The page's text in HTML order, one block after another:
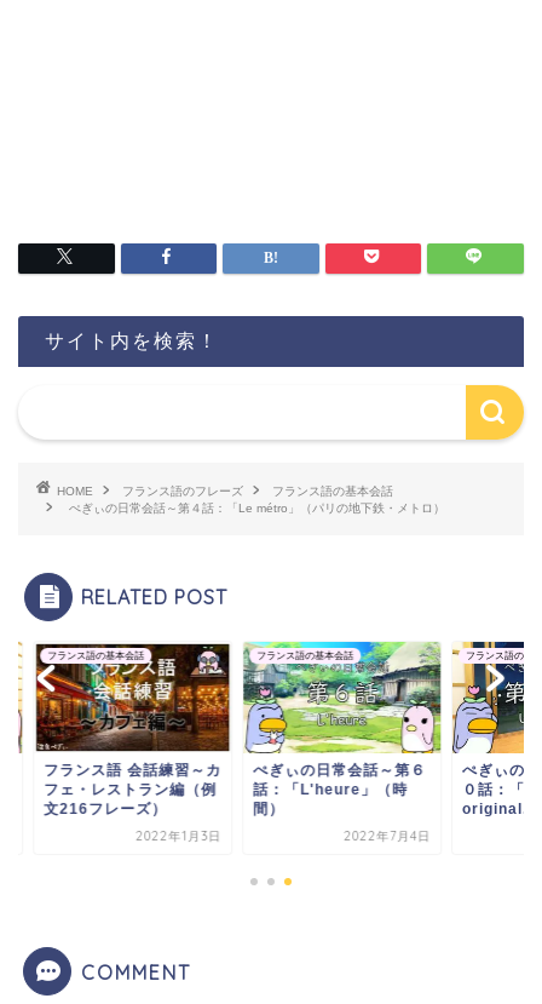
サイト内を検索！
HOME フランス語のフレーズ
フランス語の基本会話
ぺぎぃの日常会話～第４話：「Le métro」（パリの地下鉄・メトロ）
RELATED POST
ス語の基本会話
ンス語 会話練習～カ
・レストラン編（例
フレーズ）
2022年1月3日
フランス語の基本会話
ぺぎぃの日常会話～第６
話：「L'heure」（時
2022年7月4日
フランス語の基本会話
ぺぎぃの日常会話～
０話：「Un pyjama
original...
COMMENT